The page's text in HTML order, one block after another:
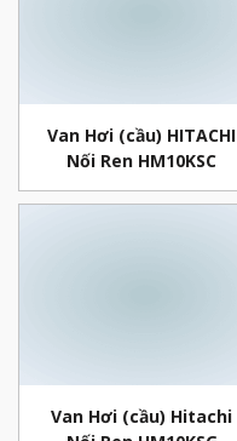
Van Hơi (cầu) HITACHI
Nối Ren HM10KSC
Van Hơi (cầu) Hitachi